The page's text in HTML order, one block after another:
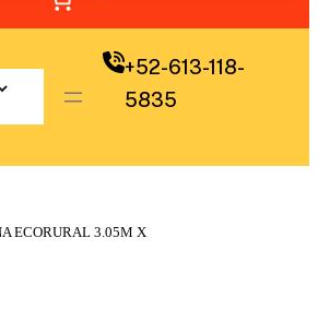
+52-613-118-
5835
ECORURAL 3.05M X